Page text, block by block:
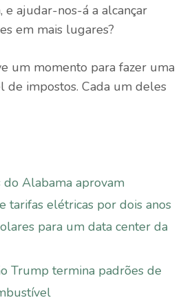
e ajudar-nos-á a alcançar
em mais lugares?
um momento para fazer uma
de impostos. Cada um deles
Alabama aprovam
tarifas elétricas por dois anos
para um data center da
Trump termina padrões de